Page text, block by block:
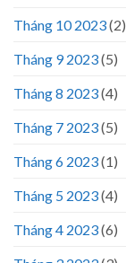
Tháng 10 2023(2)
Tháng 9 2023(5)
Tháng 8 2023(4)
Tháng 7 2023(5)
Tháng 6 2023(1)
Tháng 5 2023(4)
Tháng 4 2023(6)